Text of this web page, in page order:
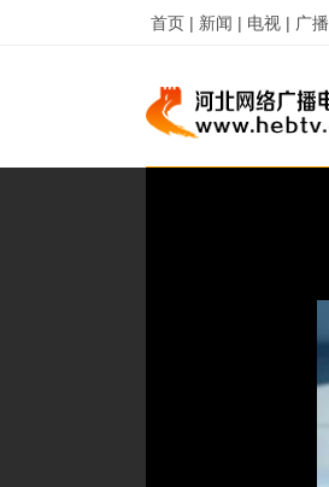
首页 | 新闻 | 电视 | 广